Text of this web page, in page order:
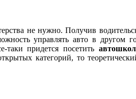
не нужно. Получив
управлять авто в другом
таки придется посетить
категорий, то